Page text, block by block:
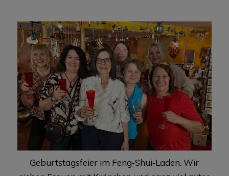
Geburtstagsfeier im Feng‑Shui‑Laden. Wir